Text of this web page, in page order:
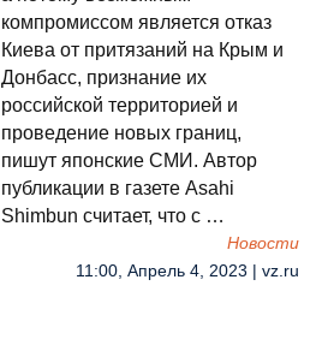
компромиссом является отказ
Киева от притязаний на Крым и
Донбасс, признание их
российской территорией и
проведение новых границ,
пишут японские СМИ. Автор
публикации в газете Asahi
Shimbun считает, что с …
Новости
11:00, Апрель 4, 2023 | vz.ru